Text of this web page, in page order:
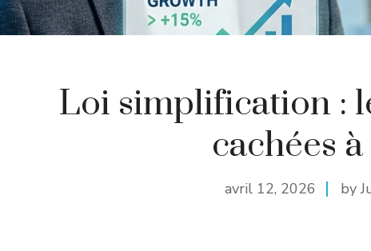
Loi simplification :
cachées
avril 12, 2026 by